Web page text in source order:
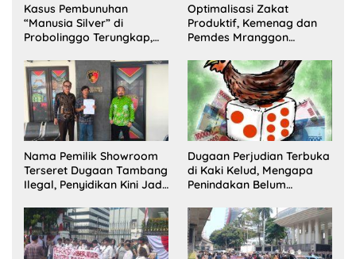
Kasus Pembunuhan
“Manusia Silver” di
Probolinggo Terungkap,
Satu Buron
Optimalisasi Zakat
Produktif, Kemenag dan
Pemdes Mranggon
Pelaksana Kampung
Zakat
Nama Pemilik Showroom
Terseret Dugaan Tambang
Ilegal, Penyidikan Kini Jadi
Dugaan Perjudian Terbuka
di Kaki Kelud, Mengapa
Penindakan Belum